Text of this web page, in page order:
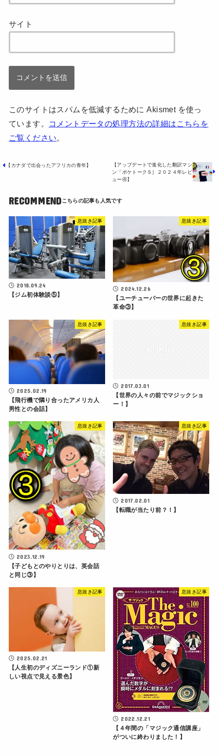
サイト
このサイトはスパムを低減するために Akismet を使っ
ています。
コメントデータの処理方法の詳細はこちらを
ご覧ください。
【カナダで出会ったアフリカの青年】
【アップデートで進化した翻訳マシ
ン「ポケトークＳ］２０２４年レビ
ュー④】
RECOMMEND
息抜き記事
2018.09.24
【ジム初体験談⑤】
息抜き記事
2024.12.26
【ユーチューバーの世界に起きた
革命③】
息抜き記事
2025.02.19
【飛行機で隣り合ったアメリカ人
男性との会話】
息抜き記事
2017.03.01
【世界の人々の前でマジックショ
ー！】
息抜き記事
2023.12.19
【子どもとのやりとりは、英会話
と同じ③】
息抜き記事
2017.02.01
【転職が当たり前？！】
息抜き記事
2025.02.21
【人生初のディズニーランド①新
しい視点で見える景色】
息抜き記事
2022.12.21
【４年間の「マジック通信講座」
がついに終わりました！】